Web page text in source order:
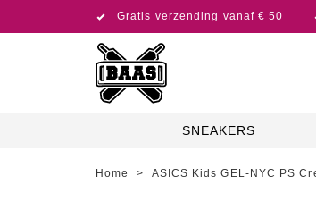
Gratis verzending vanaf € 50
SNEAKERS
Home > ASICS Kids GEL-NYC PS